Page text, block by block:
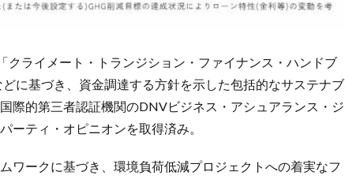
ライメート・トランジション・ファイナンス・ハンドブ
に基づき、資金調達する方針を示した包括的なサステナブ
際的第三者認証機関のDNVビジネス・アシュアランス・ジ
ーティ・オピニオンを取得済み。
ワークに基づき、環境負荷低減プロジェクトへの着実なフ